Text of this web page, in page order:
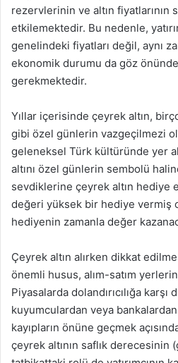
rezervlerinin ve altın fiyatlarının
etkilemektedir. Bu nedenle,
genelindeki fiyatları değil, aynı
ekonomik durumu da göz
gerekmektedir.
Yıllar içerisinde çeyrek altın,
gibi özel günlerin vazgeçilmezi
geleneksel Türk kültüründe yer
altını özel günlerin sembolü
sevdiklerine çeyrek altın hediye
değeri yüksek bir hediye vermiş
hediyenin zamanla değer
Çeyrek altın alırken dikkat
önemli husus, alım-satım
Piyasalarda dolandırıcılığa
kuyumculardan veya
kayıpların önüne geçmek
çeyrek altının saflık derecesinin